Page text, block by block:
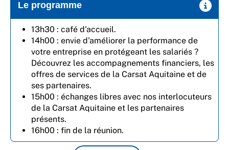
Le programme
13h30 : café d'accueil.
14h00 : envie d'améliorer la performance de
votre entreprise en protégeant les salariés ?
Découvrez les accompagnements financiers, les
offres de services de la Carsat Aquitaine et de
ses partenaires.
15h00 : échanges libres avec nos interlocuteurs
de la Carsat Aquitaine et les partenaires
présents.
16h00 : fin de la réunion.